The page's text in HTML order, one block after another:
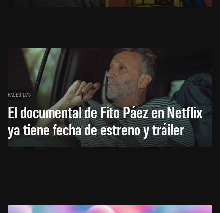
HACE 3 DÍAS
El documental de Fito Páez en Netflix
ya tiene fecha de estreno y tráiler